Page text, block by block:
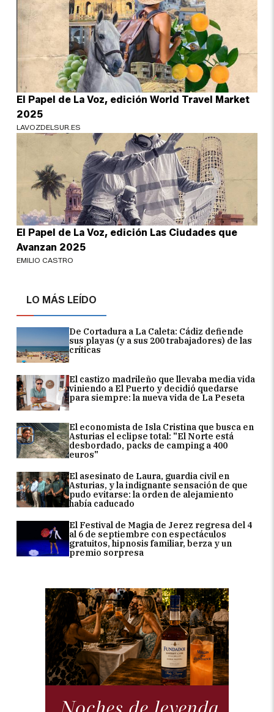
LO MÁS LEÍDO
De Cortadura a La Caleta: Cádiz defiende
sus playas (y a sus 200 trabajadores) de las
críticas
El castizo madrileño que llevaba media vida
viniendo a El Puerto y decidió quedarse
para siempre: la nueva vida de La Peseta
El economista de Isla Cristina que busca en
Asturias el eclipse total: "El Norte está
desbordado, packs de camping a 400
euros"
El asesinato de Laura, guardia civil en
Asturias, y la indignante sensación de que
pudo evitarse: la orden de alejamiento
había caducado
El Festival de Magia de Jerez regresa del 4
al 6 de septiembre con espectáculos
gratuitos, hipnosis familiar, berza y un
premio sorpresa
El Papel de La Voz, edición World Travel Market
2025
LAVOZDELSUR.ES
El Papel de La Voz, edición Las Ciudades que
Avanzan 2025
EMILIO CASTRO